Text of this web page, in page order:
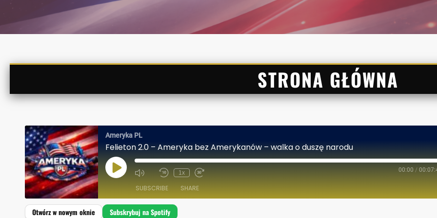
STRONA GŁÓWNA
Ameryka PL
Felieton 2.0 – Ameryka bez Amerykanów – walka o duszę narodu
P
L
E
I
1x 00:00 /
SUBSCRIBE SHARE